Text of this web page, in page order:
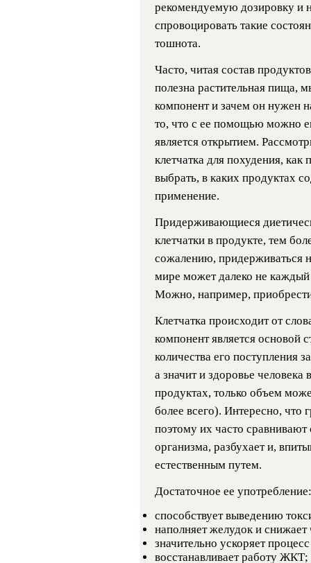
рекомендуемую дозировку и
спровоцировать такие
тошнота.
Часто, читая состав
полезна растительная пища,
компонент и зачем он нужен
то, что с ее помощью можно
является открытием.
клетчатка для похудения, как
выбрать, в каких продуктах
применение.
Придерживающиеся
клетчатки в продукте, тем
сожалению, придерживаться
мире может далеко не
Можно, например,
Клетчатка происходит от
компонент является основой
количества его поступления
а значит и здоровье
продуктах, только объем
более всего). Интересно, что
поэтому их часто сравнивают
организма, разбухает и,
естественным путем.
Достаточное ее употребление:
способствует выведению
наполняет желудок и снижает
значительно ускоряет
восстанавливает работу ЖКТ;